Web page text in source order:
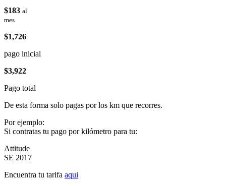
$183 al
mes
$1,726
pago inicial
$3,922
Pago total
De esta forma solo pagas por los km que recorres.
Por ejemplo:
Si contratas tu pago por kilómetro para tu:
Attitude
SE 2017
Encuentra tu tarifa aqui